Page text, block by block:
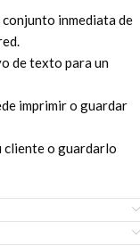
conjunto inmediata de
de texto para un
imprimir o guardar
cliente o guardarlo